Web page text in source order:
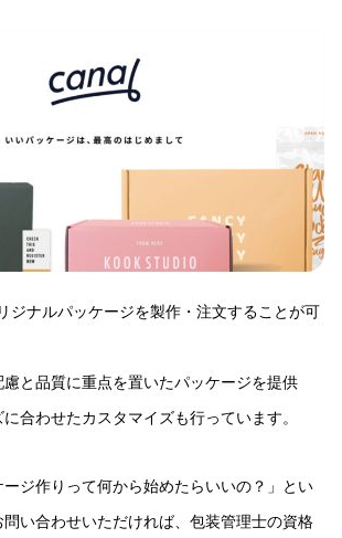
ジナルパッケージを製作・注文することが可
と品質に重点を置いたパッケージを提供
合わせたカスタマイズも行っています。
ージ作りって何から始めたらいいの？」とい
問い合わせいただければ、包装管理士の資格